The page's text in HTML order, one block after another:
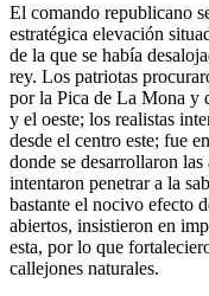
El comando republicano
estratégica elevación
de la que se había
rey. Los patriotas
por la Pica de La Mona y
y el oeste; los realistas
desde el centro este; fue
donde se desarrollaron
intentaron penetrar a la
bastante el nocivo efecto
abiertos, insistieron en
esta, por lo que
callejones naturales.